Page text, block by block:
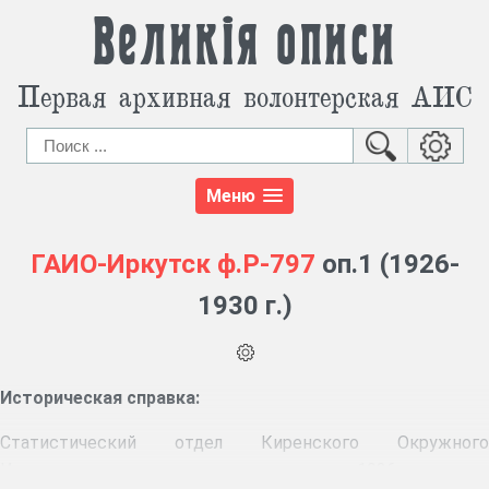
Великія описи
Первая архивная волонтерская АИС
Меню
ГАИО-Иркутск ф.Р-797 оп.1 (1926-
1930 г.)
Историческая справка:
Статистический отдел Киренского Окружного